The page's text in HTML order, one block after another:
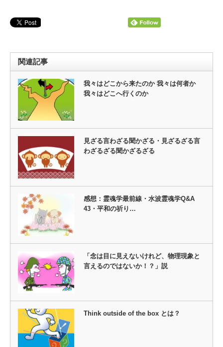
関連記事
我々はどこから来たのか 我々は何者か
我々はどこへ行くのか
見ざる言わざる聞かざる・見ざるざる言
わざるざる聞かざるざる
感想：霊魂学最前線・水波霊魂学Q&A
43・平和の祈り…
「念は目に見えないけれど、物理現象と
言えるのではないか！？」説
Think outside of the box とは？